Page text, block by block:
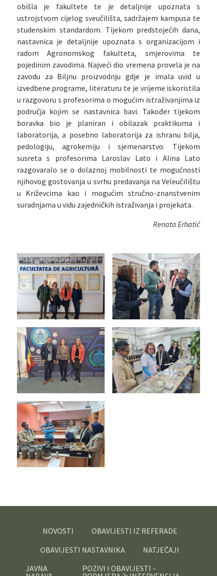
obišla je fakultete te je detaljnije upoznata s
ustrojstvom cijelog sveučilišta, sadržajem kampusa te
studenskim standardom. Tijekom predstojećih dana,
nastavnica je detaljnije upoznata s organizacijom i
radom Agronomskog fakulteta, smjerovima te
pojedinim zavodima. Najveći dio vremena provela je na
zavodu za Biljnu proizvodnju gdje je imala uvid u
izvedbene programe, literaturu te je vrijeme iskoristila
u razgovoru s profesorima o mogućim istraživanjima iz
područja kojim se nastavnica bavi. Također tijekom
boravka bio je planiran i obilazak praktikuma i
laboratorija, a posebno laboratorija za ishranu bilja,
pedologiju, agrokemiju i sjemenarstvo. Tijekom
susreta s profesorima Laroslav Lato i Alina Lato
razgovaralo se o dolaznoj mobilnosti te mogućnosti
njihovog gostovanja u svrhu predavanja na Veleučilištu
u Križevcima kao i mogućim stručno-znanstvenim
suradnjama u vidu zajedničkih istraživanja i projekata.
Renata Erhatić
NOVOSTI
OBAVIJESTI IZ REFERADE
OBAVIJESTI NASTAVNIKA
NATJEČAJI
JAVNA
POZIVI I OBAVIJESTI -